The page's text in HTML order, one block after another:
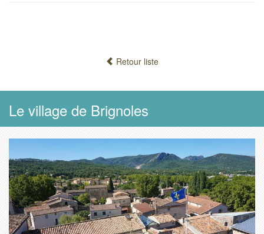
Retour liste
Le village de Brignoles